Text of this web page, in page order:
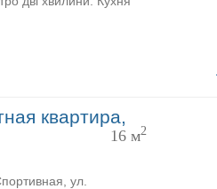
квартира,
16 м2
ул.